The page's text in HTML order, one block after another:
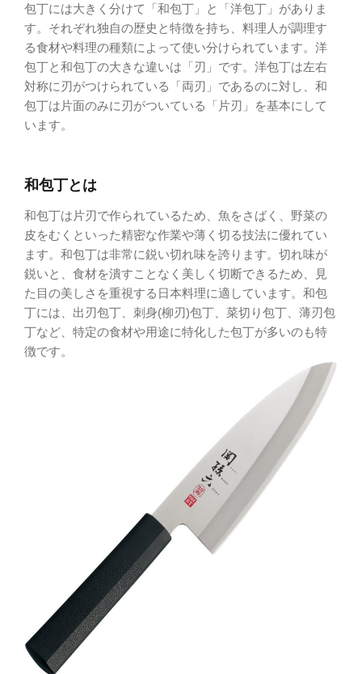
包丁には大きく分けて「和包丁」と「洋包丁」がありま
す。それぞれ独自の歴史と特徴を持ち、料理人が調理す
る食材や料理の種類によって使い分けられています。洋
包丁と和包丁の大きな違いは「刃」です。洋包丁は左右
対称に刃がつけられている「両刃」であるのに対し、和
包丁は片面のみに刃がついている「片刃」を基本にして
います。
和包丁とは
和包丁は片刃で作られているため、魚をさばく、野菜の
皮をむくといった精密な作業や薄く切る技法に優れてい
ます。和包丁は非常に鋭い切れ味を誇ります。切れ味が
鋭いと、食材を潰すことなく美しく切断できるため、見
た目の美しさを重視する日本料理に適しています。和包
丁には、出刃包丁、刺身(柳刃)包丁、菜切り包丁、薄刃包
丁など、特定の食材や用途に特化した包丁が多いのも特
徴です。